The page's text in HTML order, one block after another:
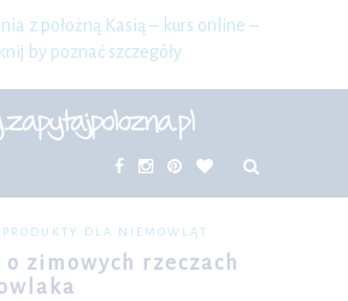
z położną Kasią – kurs online –
by poznać szczegóły
PRODUKTY DLA NIEMOWLĄT
o zimowych rzeczach